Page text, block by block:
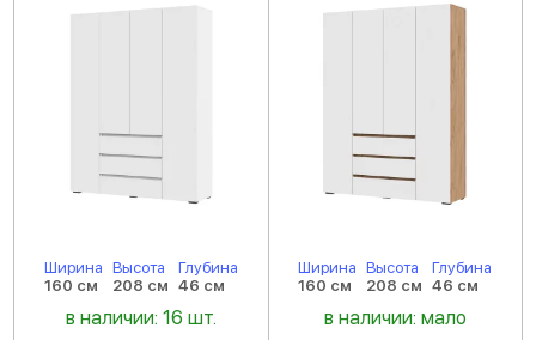
Ширина
160 см
Высота
208 см
Глубина
46 см
в наличии: 16 шт.
Ширина
160 см
Высота
208 см
Глубина
46 см
в наличии: мало